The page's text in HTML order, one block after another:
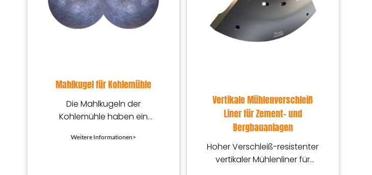
Mahlkugel für Kohlemühle
Die Mahlkugeln der
Kohlemühle haben ein
Kugeldesign, um eine
Weitere Informationen>
Vertikale Mühlenverschleiß
Liner für Zement- und
Bergbauanlagen
Hoher Verschleiß-resistenter
vertikaler Mühlenliner für